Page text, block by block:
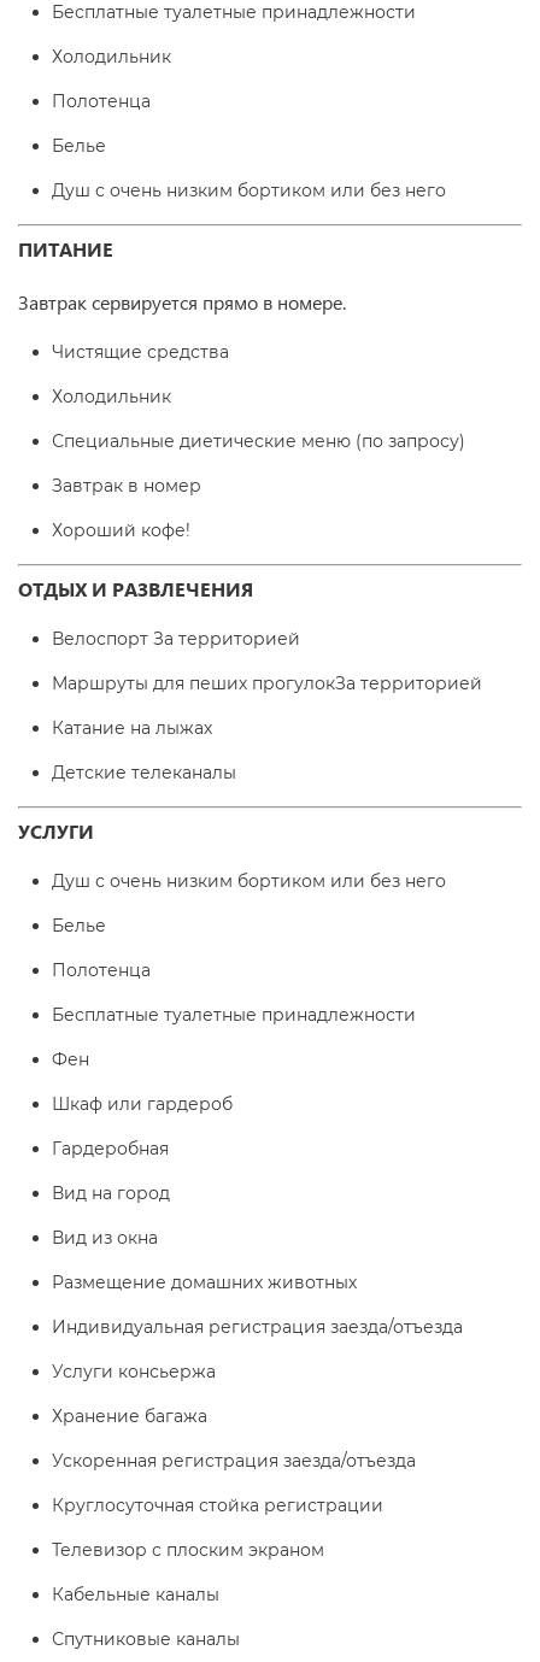
Бесплатные туалетные принадлежности
Холодильник
Полотенца
Белье
Душ с очень низким бортиком или без него
ПИТАНИЕ
Завтрак сервируется прямо в номере.
Чистящие средства
Холодильник
Специальные диетические меню (по запросу)
Завтрак в номер
Хороший кофе!
ОТДЫХ И РАЗВЛЕЧЕНИЯ
Велоспорт За территорией
Маршруты для пеших прогулокЗа территорией
Катание на лыжах
Детские телеканалы
УСЛУГИ
Душ с очень низким бортиком или без него
Белье
Полотенца
Бесплатные туалетные принадлежности
Фен
Шкаф или гардероб
Гардеробная
Вид на город
Вид из окна
Размещение домашних животных
Индивидуальная регистрация заезда/отъезда
Услуги консьержа
Хранение багажа
Ускоренная регистрация заезда/отъезда
Круглосуточная стойка регистрации
Телевизор с плоским экраном
Кабельные каналы
Спутниковые каналы